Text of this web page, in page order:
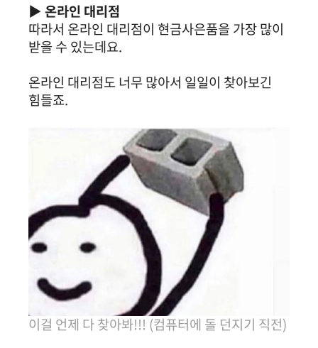
▶ 온라인 대리점
따라서 온라인 대리점이 현금사은품을 가장 많이
받을 수 있는데요.
온라인 대리점도 너무 많아서 일일이 찾아보긴
힘들죠.
이걸 언제 다 찾아봐!!! (컴퓨터에 돌 던지기 직전)